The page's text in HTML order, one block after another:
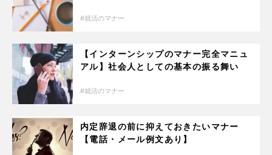
就活のマナー
【インターンシップのマナー完全マニュ
アル】社会人としての基本の振る舞い
就活のマナー
内定辞退の前に抑えておきたいマナー
【電話・メール例文あり】